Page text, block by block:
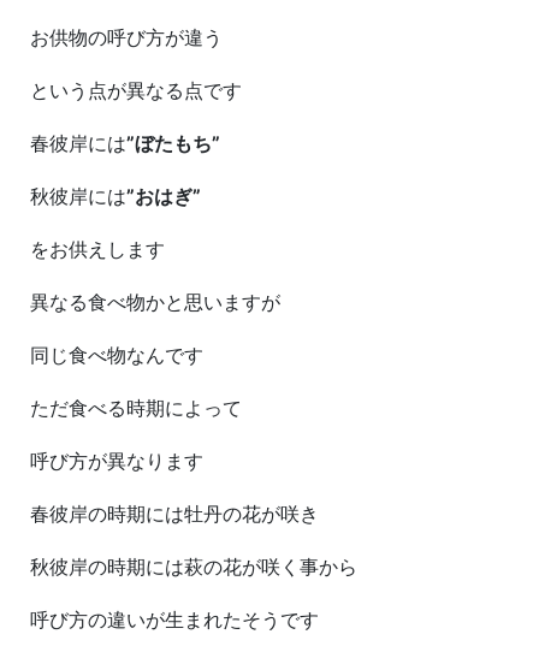
お供物の呼び方が違う
という点が異なる点です
春彼岸には”ぼたもち”
秋彼岸には”おはぎ”
をお供えします
異なる食べ物かと思いますが
同じ食べ物なんです
ただ食べる時期によって
呼び方が異なります
春彼岸の時期には牡丹の花が咲き
秋彼岸の時期には萩の花が咲く事から
呼び方の違いが生まれたそうです